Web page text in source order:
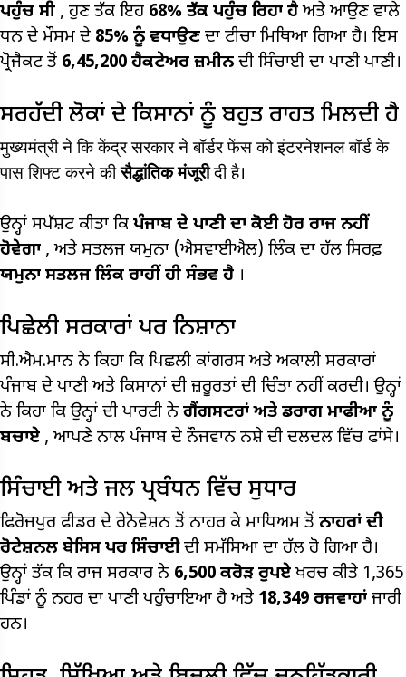
ਪਹੁੰਚ ਸੀ , ਹੁਣ ਤੱਕ ਇਹ 68% ਤੱਕ ਪਹੁੰਚ ਰਿਹਾ ਹੈਅਤੇ ਆਉਣ ਵਾਲੇ
ਧਨ ਦੇ ਮੌਸਮ ਦੇ 85% ਨੂੰ ਵਧਾਉਣ ਦਾ ਟੀਚਾ ਮਿਥਿਆ ਗਿਆ ਹੈ। ਇਸ
ਪ੍ਰੋਜੈਕਟ ਤੋਂ 6,45,200 ਹੈਕਟੇਅਰ ਜ਼ਮੀਨ ਦੀ ਸਿੰਚਾਈ ਦਾ ਪਾਣੀ ਪਾਣੀ।
ਸਰਹੱਦੀ ਲੋਕਾਂ ਦੇ ਕਿਸਾਨਾਂ ਨੂੰ ਬਹੁਤ ਰਾਹਤ ਮਿਲਦੀ ਹੈ
मुख्यमंत्री ने कि केंद्र सरकार ने बॉर्डर फेंस को इंटरनेशनल बॉर्ड के
पास शिफ्ट करने कीसैद्धांतिक मंजूरीदी है। ‍‍‍‍‍‍‍‍‍‍‍‍‍‍‍‍‍‍‍‍‍‍‍‍‍‍‍‍‍‍‍‍‍‍‍‍‍‍‍‍‍‍‍‍‍‍‍‍‍‍
ਉਨ੍ਹਾਂ ਸਪੱਸ਼ਟ ਕੀਤਾ ਕਿ ਪੰਜਾਬ ਦੇ ਪਾਣੀ ਦਾ ਕੋਈ ਹੋਰ ਰਾਜ ਨਹੀਂ
ਹੋਵੇਗਾ , ਅਤੇ ਸਤਲਜ ਯਮੁਨਾ (ਐਸਵਾਈਐਲ) ਲਿੰਕ ਦਾ ਹੱਲ ਸਿਰਫ਼
ਯਮੁਨਾ ਸਤਲਜ ਲਿੰਕ ਰਾਹੀਂ ਹੀ ਸੰਭਵ ਹੈ ।
ਪਿਛੇਲੀ ਸਰਕਾਰਾਂ ਪਰ ਨਿਸ਼ਾਨਾ
ਸੀ.ਐਮ.ਮਾਨ ਨੇ ਕਿਹਾ ਕਿ ਪਿਛਲੀ ਕਾਂਗਰਸ ਅਤੇ ਅਕਾਲੀ ਸਰਕਾਰਾਂ
ਪੰਜਾਬ ਦੇ ਪਾਣੀ ਅਤੇ ਕਿਸਾਨਾਂ ਦੀ ਜ਼ਰੂਰਤਾਂ ਦੀ ਚਿੰਤਾ ਨਹੀਂ ਕਰਦੀ। ਉਨ੍ਹਾਂ
ਨੇ ਕਿਹਾ ਕਿ ਉਨ੍ਹਾਂ ਦੀ ਪਾਰਟੀ ਨੇ ਗੈਂਗਸਟਰਾਂ ਅਤੇ ਡਰਾਗ ਮਾਫੀਆ ਨੂੰ
ਬਚਾਏ , ਆਪਣੇ ਨਾਲ ਪੰਜਾਬ ਦੇ ਨੌਜਵਾਨ ਨਸ਼ੇ ਦੀ ਦਲਦਲ ਵਿੱਚ ਫਾਂਸੇ।
ਸਿੰਚਾਈ ਅਤੇ ਜਲ ਪ੍ਰਬੰਧਨ ਵਿੱਚ ਸੁਧਾਰ
ਫਿਰੋਜਪੁਰ ਫੀਡਰ ਦੇ ਰੇਨੋਵੇਸ਼ਨ ਤੋਂ ਨਾਹਰ ਕੇ ਮਾਧਿਅਮ ਤੋਂ ਨਾਹਰਾਂ ਦੀ
ਰੋਟੇਸ਼ਨਲ ਬੇਸਿਸ ਪਰ ਸਿੰਚਾਈਦੀ ਸਮੱਸਿਆ ਦਾ ਹੱਲ ਹੋ ਗਿਆ ਹੈ।
ਉਨ੍ਹਾਂ ਤੱਕ ਕਿ ਰਾਜ ਸਰਕਾਰ ਨੇ 6,500 ਕਰੋੜ ਰੁਪਏ ਖਰਚ ਕੀਤੇ 1,365
ਪਿੰਡਾਂ ਨੂੰ ਨਹਰ ਦਾ ਪਾਣੀ ਪਹੁੰਚਾਇਆ ਹੈ ਅਤੇ 18,349 ਰਜਵਾਹਾਂ ਜਾਰੀ
ਹਨ।